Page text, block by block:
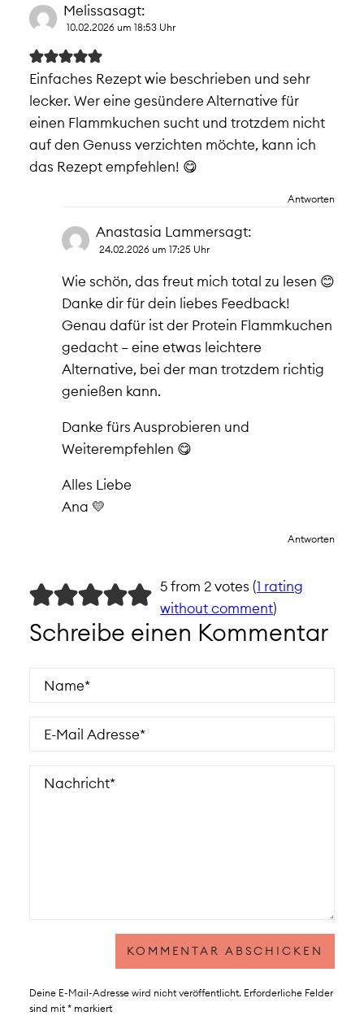
Melissasagt:
10.02.2026 um 18:53 Uhr
Einfaches Rezept wie beschrieben und sehr
lecker. Wer eine gesündere Alternative für
einen Flammkuchen sucht und trotzdem nicht
auf den Genuss verzichten möchte, kann ich
das Rezept empfehlen! 😋
Antworten
Anastasia Lammersagt:
24.02.2026 um 17:25 Uhr
Wie schön, das freut mich total zu lesen 😊
Danke dir für dein liebes Feedback!
Genau dafür ist der Protein Flammkuchen
gedacht – eine etwas leichtere
Alternative, bei der man trotzdem richtig
genießen kann.
Danke fürs Ausprobieren und
Weiterempfehlen 😋
Alles Liebe
Ana 💛
Antworten
5 from 2 votes (1 rating
without comment)
Schreibe einen Kommentar
Deine E-Mail-Adresse wird nicht veröffentlicht. Erforderliche Felder
sind mit *markiert